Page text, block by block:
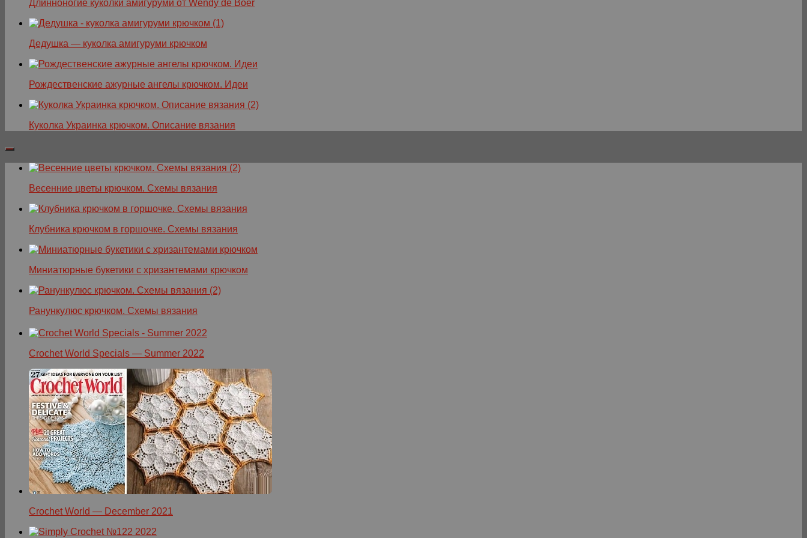
Длинноногие куколки амигуруми от Wendy de Boer
Дедушка — куколка амигуруми крючком
Рождественские ажурные ангелы крючком. Идеи
Куколка Украинка крючком. Описание вязания
Весенние цветы крючком. Схемы вязания
Клубника крючком в горшочке. Схемы вязания
Миниатюрные букетики с хризантемами крючком
Ранункулюс крючком. Схемы вязания
Crochet World Specials — Summer 2022
Crochet World — December 2021